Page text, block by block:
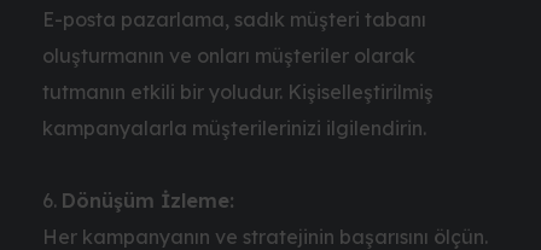
E-posta pazarlama, sadık müşteri tabanı
oluşturmanın ve onları müşteriler olarak
tutmanın etkili bir yoludur. Kişiselleştirilmiş
kampanyalarla müşterilerinizi ilgilendirin.
Dönüşüm İzleme:
Her kampanyanın ve stratejinin başarısını ölçün.